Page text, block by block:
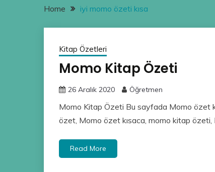
Home iyi momo özeti kısa
Kitap Özetleri
Momo Kitap Özeti
26 Aralık 2020 Öğretmen
Momo Kitap Özeti Bu sayfada Momo özet
özet, Momo özet kısaca, momo kitap
Read More